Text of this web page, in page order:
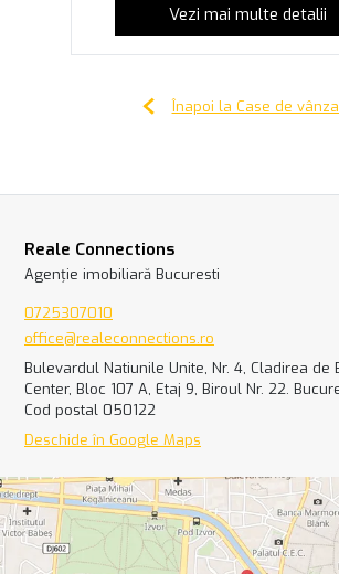
Vezi mai multe detalii
Înapoi la Case de
Reale Connections
Agenție imobiliară Bucuresti
0725307010
office@realeconnections.ro
Bulevardul Natiunile Unite, Nr. 4, Cladirea de
Center, Bloc 107 A, Etaj 9, Biroul Nr. 22.
Cod postal 050122
Deschide în Google Maps